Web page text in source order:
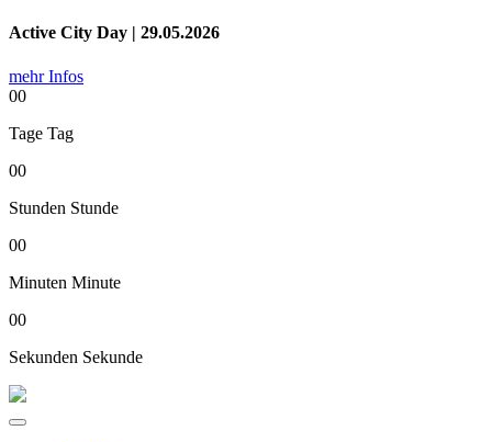
Active City Day | 29.05.2026
mehr Infos
00
Tage Tag
00
Stunden Stunde
00
Minuten Minute
00
Sekunden Sekunde